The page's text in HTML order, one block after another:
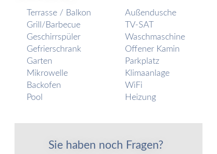
Terrasse / Balkon
Grill/Barbecue
Geschirrspüler
Gefrierschrank
Garten
Mikrowelle
Backofen
Pool
Außendusche
TV-SAT
Waschmaschine
Offener Kamin
Parkplatz
Klimaanlage
WiFi
Heizung
Sie haben noch Fragen?